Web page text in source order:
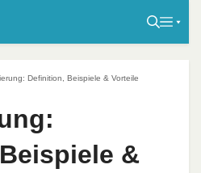
Definition, Beispiele & Vorteile
&